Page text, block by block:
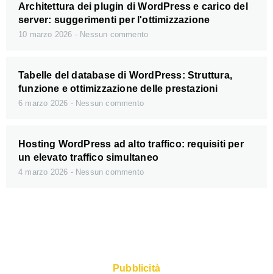
Architettura dei plugin di WordPress e carico del
server: suggerimenti per l'ottimizzazione
10 marzo 2026 Nessun commento
Tabelle del database di WordPress: Struttura,
funzione e ottimizzazione delle prestazioni
6 marzo 2026 Nessun commento
Hosting WordPress ad alto traffico: requisiti per
un elevato traffico simultaneo
4 marzo 2026 Nessun commento
Pubblicità